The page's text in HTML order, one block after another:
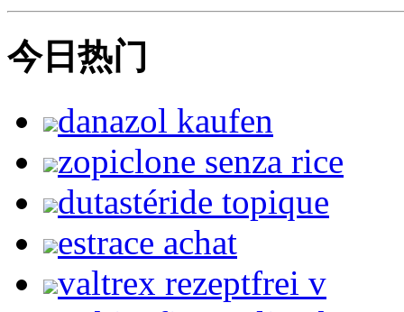
今日热门
danazol kaufen
zopiclone senza rice
dutastéride topique
estrace achat
valtrex rezeptfrei v